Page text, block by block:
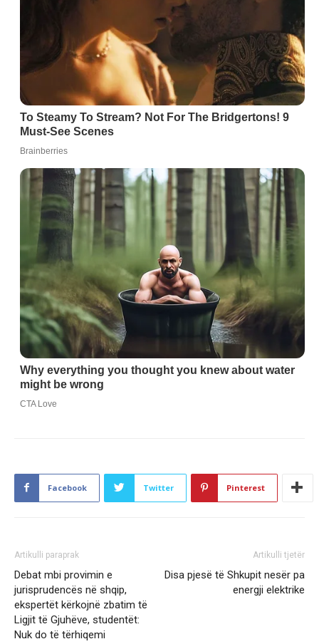
Facebook Twitter Pinterest
Artikulli paraprak
Debat mbi provimin e
jurisprudencës në shqip,
ekspertët kërkojnë zbatim të
Ligjit të Gjuhëve, studentët:
Nuk do të tërhiqemi
Artikulli tjetër
Disa pjesë të Shkupit nesër pa
energji elektrike